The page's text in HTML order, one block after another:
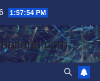
1:57:55 PM